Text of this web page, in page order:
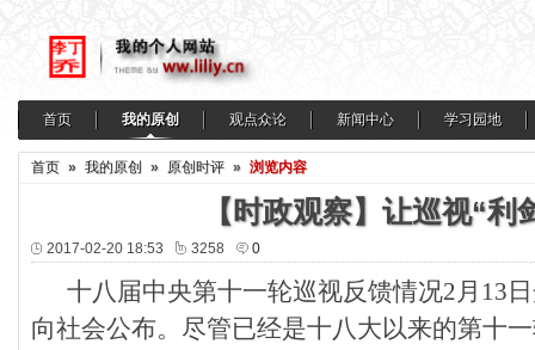
首页 我的原创 观点众论 新闻中心 学习园地
首页 » 我的原创 » 原创时评 » 浏览内容
【时政观察】让巡视“利
2017-02-20 18:53 3258 0
十八届中央第十一轮巡视反馈情况2月13
向社会公布。尽管已经是十八大以来的第十